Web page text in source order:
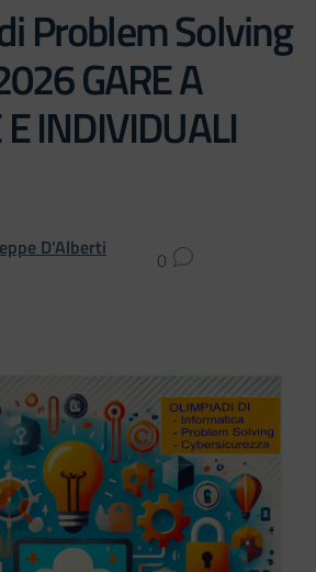
Problem Solving
GARE A
INDIVIDUALI
D'Alberti
0